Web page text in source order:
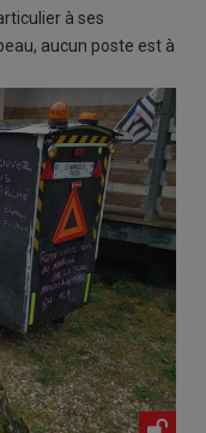
à ses
aucun poste est à